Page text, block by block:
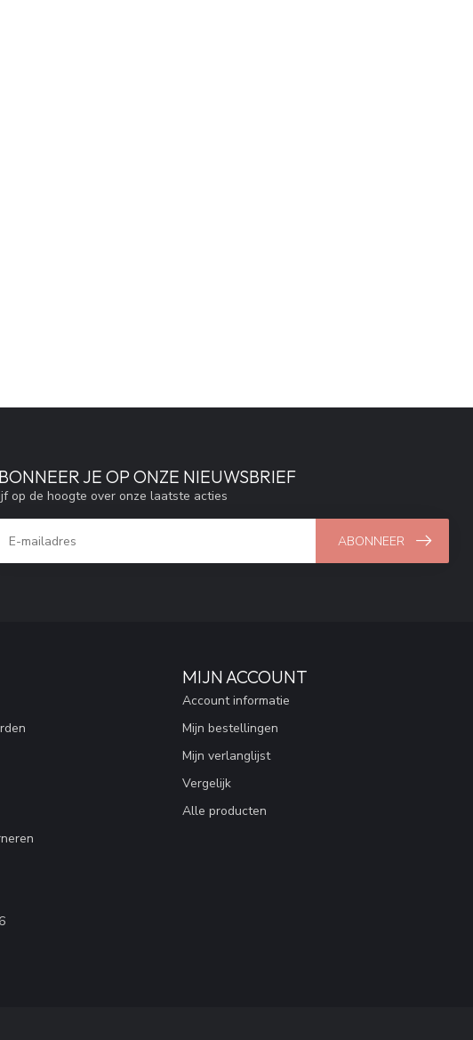
JE OP ONZE NIEUWSBRIEF
op de hoogte over onze laatste acties
ABONNEER
MIJN ACCOUNT
Account informatie
Mijn bestellingen
Mijn verlanglijst
Vergelijk
Alle producten